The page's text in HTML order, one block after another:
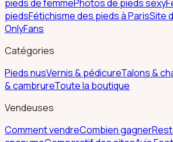
pieds de femmePhotos de pieds sexy
piedsFétichisme des pieds à ParisSite
OnlyFans
Catégories
Pieds nusVernis & pédicureTalons &
& cambrureToute la boutique
Vendeuses
Comment vendreCombien gagner